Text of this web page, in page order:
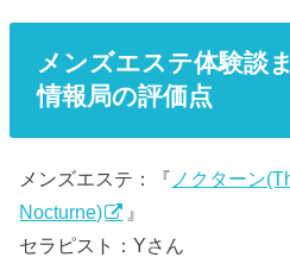
メンズエステ体験談
情報局の評価点
メンズエステ：『 ノクターン
Nocturne)
』
セラピスト：Yさん